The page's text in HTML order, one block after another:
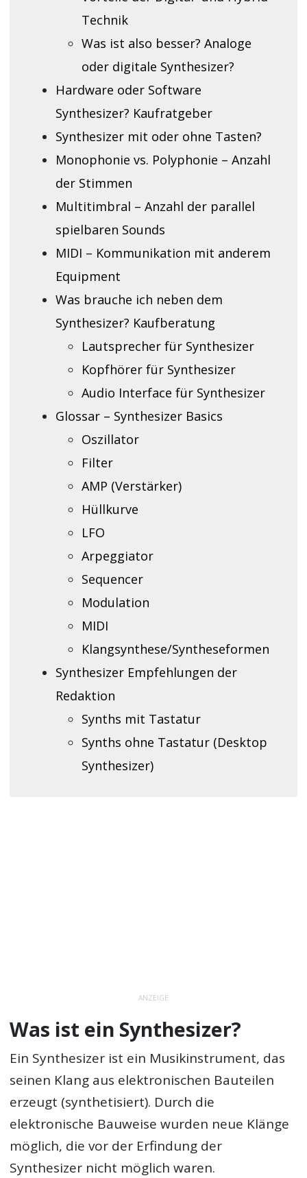
Technik
Was ist also besser? Analoge
oder digitale Synthesizer?
Hardware oder Software
Synthesizer? Kaufratgeber
Synthesizer mit oder ohne Tasten?
Monophonie vs. Polyphonie – Anzahl
der Stimmen
Multitimbral – Anzahl der parallel
spielbaren Sounds
MIDI – Kommunikation mit anderem
Equipment
Was brauche ich neben dem
Synthesizer? Kaufberatung
Lautsprecher für Synthesizer
Kopfhörer für Synthesizer
Audio Interface für Synthesizer
Glossar – Synthesizer Basics
Oszillator
Filter
AMP (Verstärker)
Hüllkurve
LFO
Arpeggiator
Sequencer
Modulation
MIDI
Klangsynthese/Syntheseformen
Synthesizer Empfehlungen der
Redaktion
Synths mit Tastatur
Synths ohne Tastatur (Desktop
Synthesizer)
ANZEIGE
Was ist ein Synthesizer?
Ein Synthesizer ist ein Musikinstrument, das
seinen Klang aus elektronischen Bauteilen
erzeugt (synthetisiert). Durch die
elektronische Bauweise wurden neue Klänge
möglich, die vor der Erfindung der
Synthesizer nicht möglich waren.